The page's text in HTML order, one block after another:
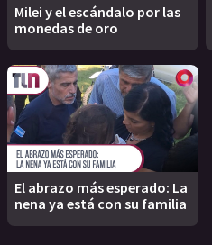
Milei y el escándalo por las
monedas de oro
El abrazo más esperado: La
nena ya está con su familia